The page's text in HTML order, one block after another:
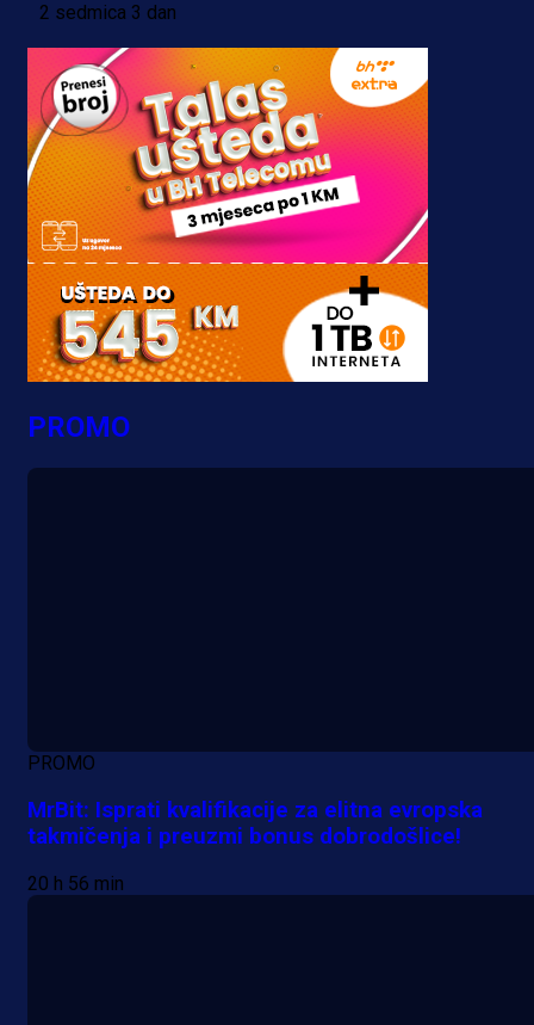
2 sedmica 3 dan
PROMO
PROMO
MrBit: Isprati kvalifikacije za elitna evropska
takmičenja i preuzmi bonus dobrodošlice!
20 h 56 min